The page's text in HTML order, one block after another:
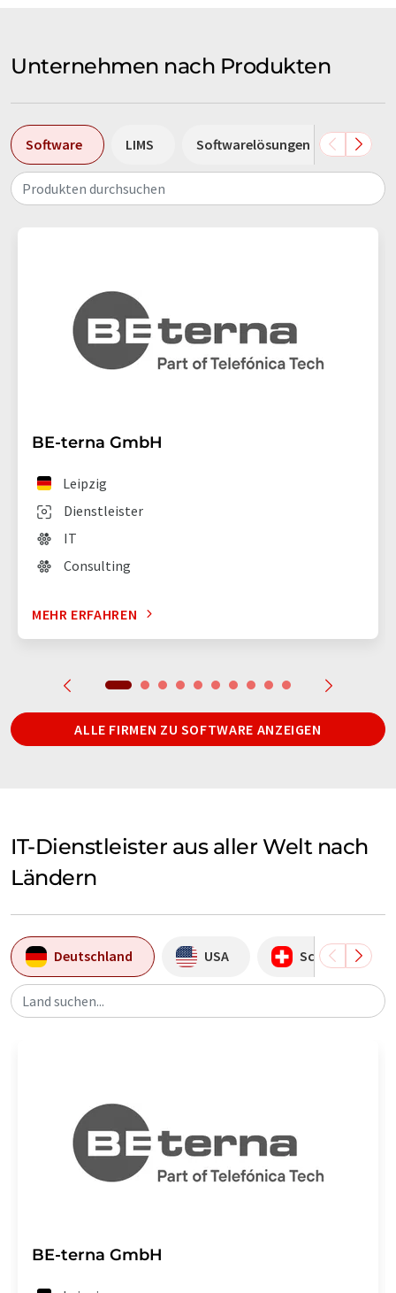
Unternehmen nach Produkten
Software LIMS Softwarelösungen
Produkten durchsuchen
BE-terna GmbH
Dienstleister
Leipzig
IT
Consulting
MEHR ERFAHREN
ALLE FIRMEN ZU SOFTWARE ANZEIGEN
IT-Dienstleister aus aller Welt nach
Ländern
Deutschland USA Schweiz
Land suchen...
BE-terna GmbH